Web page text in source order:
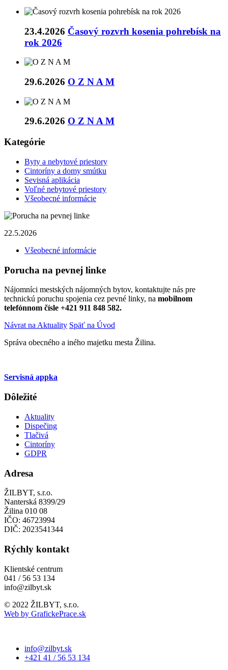
23.4.2026 Časový rozvrh kosenia pohrebísk na
rok 2026
29.6.2026 O Z N A M
29.6.2026 O Z N A M
Kategórie
Byty a nebytové priestory
Cintoríny a domy smútku
Sevisná aplikácia
Voľné nebytové priestory
Všeobecné informácie
22.5.2026
Všeobecné informácie
Porucha na pevnej linke
Nájomníci mestských nájomných bytov, kontaktujte nás pre
technickú poruchu spojenia cez pevné linky, na mobilnom
telefónnom čísle +421 911 848 582.
Návrat na Aktuality Späť na Úvod
Správa obecného a iného majetku mesta Žilina.
Servisná appka
Dôležité
Aktuality
Dispečing
Tlačivá
Cintoríny
GDPR
Adresa
ŽILBYT, s.r.o.
Nanterská 8399/29
Žilina 010 08
IČO: 46723994
DIČ: 2023541344
Rýchly kontakt
Klientské centrum
041 / 56 53 134
info@zilbyt.sk
© 2022 ŽILBYT, s.r.o.
Web by GrafickePrace.sk
info@zilbyt.sk
+421 41 / 56 53 134